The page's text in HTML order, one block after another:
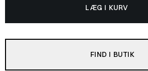
LÆG I KURV
FIND I BUTIK